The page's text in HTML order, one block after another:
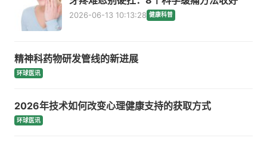
2026-06-13 10:13:28 健康科普
精神科药物研发管线的新进展
环球医讯
2026年技术如何改变心理健康支持的获取方式
环球医讯